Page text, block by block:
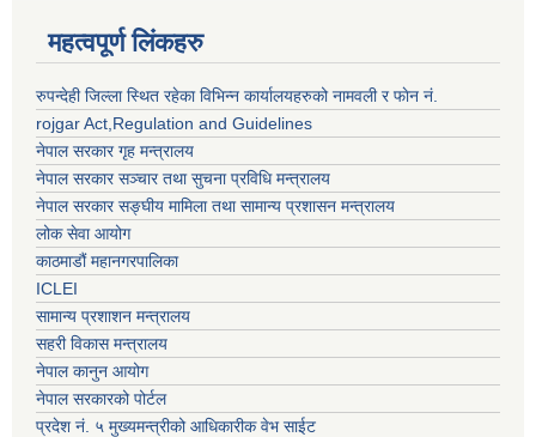
महत्वपूर्ण लिंकहरु
रुपन्देही जिल्ला स्थित रहेका विभिन्न कार्यालयहरुको नामवली र फाेन न‌ं.
rojgar Act,Regulation and Guidelines
नेपाल सरकार गृह मन्त्रालय
नेपाल सरकार सञ्चार तथा सुचना प्रविधि मन्त्रालय
नेपाल सरकार सङ्घीय मामिला तथा सामान्य प्रशासन मन्त्रालय
लोक सेवा आयोग
काठमाडौं महानगरपालिका
ICLEI
सामान्य प्रशाशन मन्त्रालय
सहरी विकास मन्त्रालय
नेपाल कानुन आयोग
नेपाल सरकारको पोर्टल
प्रदेश नं. ५ मुख्यमन्त्रीको आधिकारीक वेभ साईट